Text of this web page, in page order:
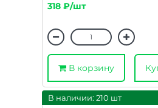
318 ₽/шт
В корзину
В наличии: 210 шт